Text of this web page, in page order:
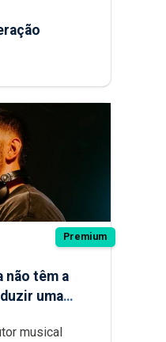
Premium
não têm a
uma
musical